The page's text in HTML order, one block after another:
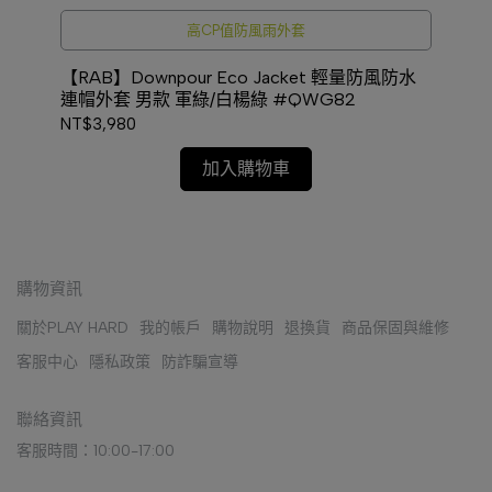
高CP值防風雨外套
【RAB】Downpour Eco Jacket 輕量防風防水
連帽外套 男款 軍綠/白楊綠 #QWG82
NT$3,980
加入購物車
購物資訊
關於PLAY HARD 我的帳戶 購物說明 退換貨
商品保固與維修
客服中心
隱私政策 防詐騙宣導
聯絡資訊
客服時間：10:00-17:00